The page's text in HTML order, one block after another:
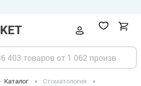
Каталог
Стоматология